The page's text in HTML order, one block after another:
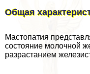
Общая
Мастопатия
состояние молочной
разрастанием